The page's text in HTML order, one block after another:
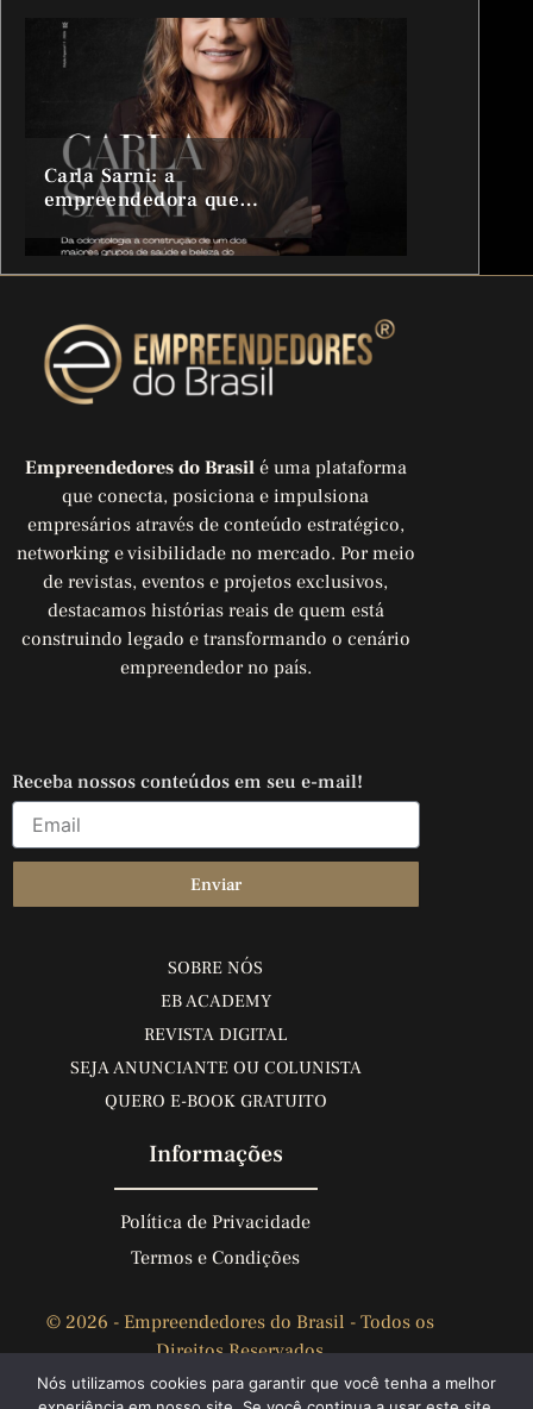
Carla Sarni: a
empreendedora que
transformou o cuidado
em um ecossistema
bilionário
Empreendedores do Brasilé uma plataforma
que conecta, posiciona e impulsiona
empresários através de conteúdo estratégico,
networking e visibilidade no mercado. Por meio
de revistas, eventos e projetos exclusivos,
destacamos histórias reais de quem está
construindo legado e transformando o cenário
empreendedor no país.
Receba nossos conteúdos em seu e-mail!
Enviar
SOBRE NÓS
EB ACADEMY
REVISTA DIGITAL
SEJA ANUNCIANTE OU COLUNISTA
QUERO E-BOOK GRATUITO
Informações
Política de Privacidade
Termos e Condições
© 2026 - Empreendedores do Brasil - Todos os
Direitos Reservados
Nós utilizamos cookies para garantir que você tenha a melhor